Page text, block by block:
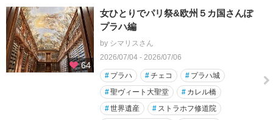
64
女ひとりでパリ祭&欧州５カ国さんぽ
プラハ編
by シマリスさん
2026/07/04 - 2026/07/06
# プラハ #チェコ # プラハ城
#聖ヴィート大聖堂 # カレル橋
#世界遺産 # ストラホフ修道院